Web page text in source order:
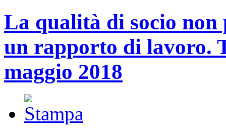
La qualità di socio non
un rapporto di lavoro.
maggio 2018